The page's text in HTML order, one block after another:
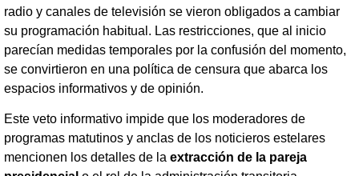
radio y canales de televisión se vieron obligados a cambiar
su programación habitual. Las restricciones, que al inicio
parecían medidas temporales por la confusión del momento,
se convirtieron en una política de censura que abarca los
espacios informativos y de opinión.
Este veto informativo impide que los moderadores de
programas matutinos y anclas de los noticieros estelares
mencionen los detalles de la extracción de la pareja